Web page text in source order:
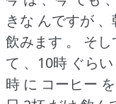
きな んですが
飲みます 。
そし
て 、10時 ぐら
時 に コーヒー を